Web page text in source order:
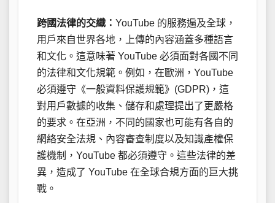
跨國法律的交織： YouTube 的服務遍及全球，
用戶來自世界各地，上傳的內容涵蓋多種語言
和文化。這意味著 YouTube 必須面對各國不同
的法律和文化規範。例如，在歐洲，YouTube
必須遵守《一般資料保護規範》(GDPR)，這
對用戶數據的收集、儲存和處理提出了更嚴格
的要求。在亞洲，不同的國家也可能有各自的
網絡安全法規、內容審查制度以及知識產權保
護機制，YouTube 都必須遵守。這些法律的差
異，造成了 YouTube 在全球合規方面的巨大挑
戰。